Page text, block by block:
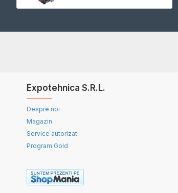
Expotehnica S.R.L.
Despre noi
Magazin
Service autorizat
Program Gold